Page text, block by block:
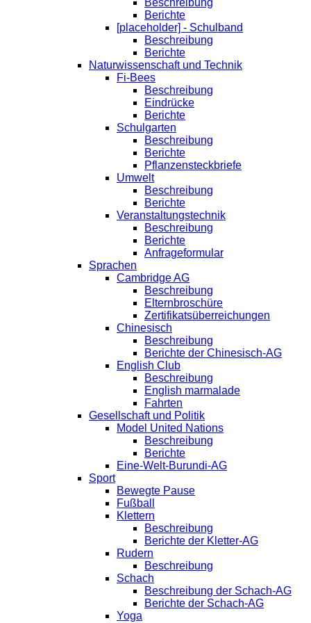
Beschreibung
Berichte
[placeholder] - Schulband
Beschreibung
Berichte
Naturwissenschaft und Technik
Fi-Bees
Beschreibung
Eindrücke
Berichte
Schulgarten
Beschreibung
Berichte
Pflanzensteckbriefe
Umwelt
Beschreibung
Berichte
Veranstaltungstechnik
Beschreibung
Berichte
Anfrageformular
Sprachen
Cambridge AG
Beschreibung
Elternbroschüre
Zertifikatsüberreichungen
Chinesisch
Beschreibung
Berichte der Chinesisch-AG
English Club
Beschreibung
English marmalade
Fahrten
Gesellschaft und Politik
Model United Nations
Beschreibung
Berichte
Eine-Welt-Burundi-AG
Sport
Bewegte Pause
Fußball
Klettern
Beschreibung
Berichte der Kletter-AG
Rudern
Beschreibung
Schach
Beschreibung der Schach-AG
Berichte der Schach-AG
Yoga